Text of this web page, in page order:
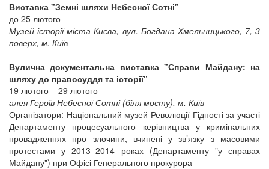
Виставка "Земні шляхи Небесної Сотні"
до 25 лютого
Музей історії міста Києва, вул. Богдана Хмельницького, 7, 3
поверх, м. Київ
Вулична документальна виставка "Справи Майдану: на
шляху до правосуддя та історії"
19 лютого – 29 лютого
алея Героїв Небесної Сотні (біля мосту), м. Київ
Організатори: Національний музей Революції Гідності за участі
Департаменту процесуального керівництва у кримінальних
провадженнях про злочини, вчинені у зв’язку з масовими
протестами у 2013–2014 роках (Департаменту "у справах
Майдану") при Офісі Генерального прокурора